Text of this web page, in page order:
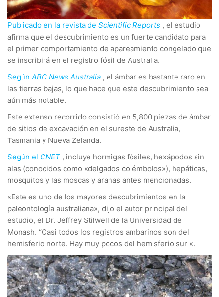
Publicado en la revista de Scientific Reports , el estudio
afirma que el descubrimiento es un fuerte candidato para
el primer comportamiento de apareamiento congelado que
se inscribirá en el registro fósil de Australia.
Según ABC News Australia , el ámbar es bastante raro en
las tierras bajas, lo que hace que este descubrimiento sea
aún más notable.
Este extenso recorrido consistió en 5,800 piezas de ámbar
de sitios de excavación en el sureste de Australia,
Tasmania y Nueva Zelanda.
Según el CNET , incluye hormigas fósiles, hexápodos sin
alas (conocidos como «delgados colémbolos»), hepáticas,
mosquitos y las moscas y arañas antes mencionadas.
«Este es uno de los mayores descubrimientos en la
paleontología australiana», dijo el autor principal del
estudio, el Dr. Jeffrey Stilwell de la Universidad de
Monash. “Casi todos los registros ambarinos son del
hemisferio norte. Hay muy pocos del hemisferio sur «.